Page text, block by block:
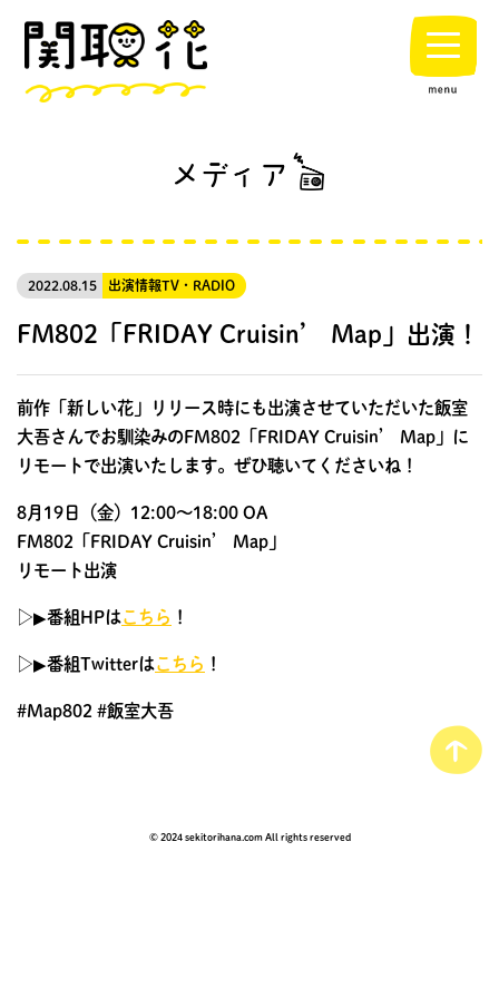
2022.08.15 出演情報TV・RADIO
FM802「FRIDAY Cruisin’ Map」出演！
前作「新しい花」リリース時にも出演させていただいた飯室
大吾さんでお馴染みのFM802「FRIDAY Cruisin’ Map」に
リモートで出演いたします。ぜひ聴いてくださいね！
8月19日（金）12:00〜18:00 OA
FM802「FRIDAY Cruisin’ Map」
リモート出演
▷▶︎番組HPはこちら ！
▷▶︎番組Twitterはこちら ！
#Map802 #飯室大吾
© 2024 sekitorihana.com All rights reserved